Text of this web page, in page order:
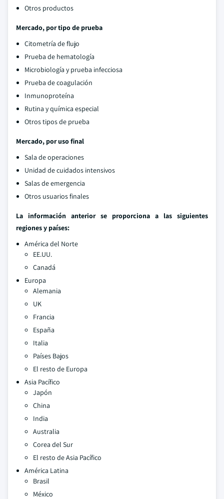
Otros productos
Mercado, por tipo de prueba
Citometría de flujo
Prueba de hematología
Microbiología y prueba infecciosa
Prueba de coagulación
Inmunoproteína
Rutina y química especial
Otros tipos de prueba
Mercado, por uso final
Sala de operaciones
Unidad de cuidados intensivos
Salas de emergencia
Otros usuarios finales
La información anterior se proporciona a las siguientes
regiones y países:
América del Norte
EE.UU.
Canadá
Europa
Alemania
UK
Francia
España
Italia
Países Bajos
El resto de Europa
Asia Pacífico
Japón
China
India
Australia
Corea del Sur
El resto de Asia Pacífico
América Latina
Brasil
México